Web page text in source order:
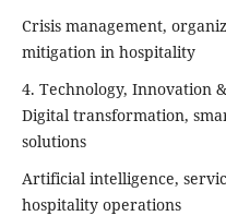
Crisis management,
mitigation in hospitality
4. Technology, Innovation
Digital transformation,
solutions
Artificial intelligence,
hospitality operations